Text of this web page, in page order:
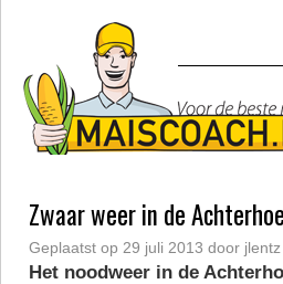
Zwaar weer in de
Geplaatst op 29 juli 2013 door jlentz
Het noodweer in de